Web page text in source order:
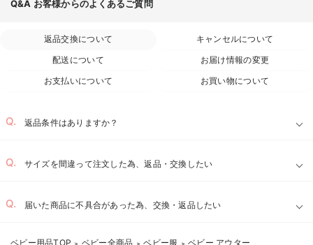
Q&A お客様からのよくあるご質問
返品交換について
キャンセルについて
配送について
お届け情報の変更
お支払いについて
お買い物について
返品条件はありますか？
サイズを間違って注文した為、返品・交換したい
届いた商品に不具合があった為、交換・返品したい
ベビー用品TOP ベビー全商品 ベビー服 ベビー アウター